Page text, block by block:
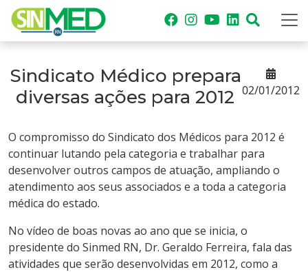
Sindicato Médico prepara
diversas ações para 2012 02/01/2012
O compromisso do Sindicato dos Médicos para 2012 é
continuar lutando pela categoria e trabalhar para
desenvolver outros campos de atuação, ampliando o
atendimento aos seus associados e a toda a categoria
médica do estado.
No vídeo de boas novas ao ano que se inicia, o
presidente do Sinmed RN, Dr. Geraldo Ferreira, fala das
atividades que serão desenvolvidas em 2012, como a